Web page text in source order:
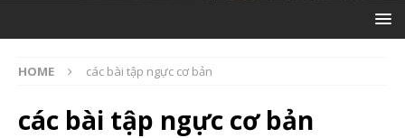
HOME các bài tập ngực cơ bản
các bài tập ngực cơ bản